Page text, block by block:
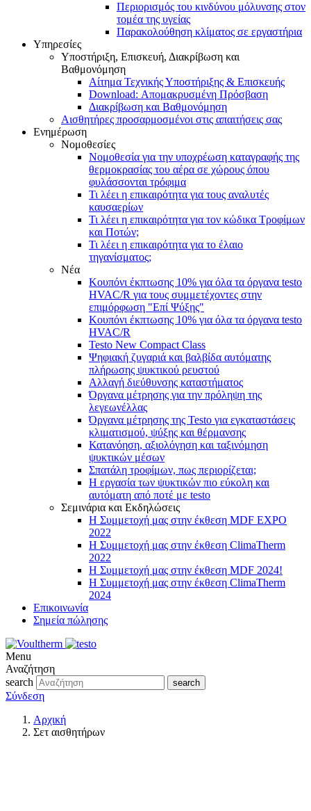
Περιορισμός του κινδύνου μόλυνσης στον
τομέα της υγείας
Παρακολούθηση κλίματος σε εργαστήρια
Υπηρεσίες
Υποστήριξη, Επισκευή, Διακρίβωση και
Βαθμονόμηση
Αίτημα Τεχνικής Υποστήριξης & Επισκευής
Download: Απομακρυσμένη Πρόσβαση
Διακρίβωση και Βαθμονόμηση
Αισθητήρες προσαρμοσμένοι στις απαιτήσεις σας
Ενημέρωση
Νομοθεσίες
Νομοθεσία για την υποχρέωση καταγραφής της
θερμοκρασίας του αέρα σε χώρους όπου
φυλάσσονται τρόφιμα
Τι λέει η επικαιρότητα για τους αναλυτές
καυσαερίων
Τι λέει η επικαιρότητα για τον κώδικα Τροφίμων
και Ποτών;
Τι λέει η επικαιρότητα για τo έλαιο
τηγανίσματος;
Νέα
Κουπόνι έκπτωσης 10% για όλα τα όργανα testo
HVAC/R για τους συμμετέχοντες στην
επιμόρφωση "Επί Ψύξης"
Κουπόνι έκπτωσης 10% για όλα τα όργανα testo
HVAC/R
Testo New Compact Class
Ψηφιακή ζυγαριά και βαλβίδα αυτόματης
πλήρωσης ψυκτικού ρευστού
Αλλαγή διεύθυνσης καταστήματος
Όργανα μέτρησης για την πρόληψη της
λεγεωνέλλας
Όργανα μέτρησης της Testo για εγκαταστάσεις
κλιματισμού, ψύξης και θέρμανσης
Κατανόηση, αξιολόγηση και ταξινόμηση
ψυκτικών μέσων
Σπατάλη τροφίμων, πως περιορίζεται;
Η εργασία των ψυκτικών πιο εύκολη και
αυτόματη από ποτέ με testo
Σεμινάρια και Εκδηλώσεις
Η Συμμετοχή μας στην έκθεση MDF EXPO
2022
Η Συμμετοχή μας στην έκθεση ClimaTherm
2022
Η Συμμετοχή μας στην έκθεση MDF 2024!
Η Συμμετοχή μας στην έκθεση ClimaTherm
2024
Επικοινωνία
Σημεία πώλησης
Menu
Αναζήτηση
search
search
Σύνδεση
Αρχική
Σετ αισθητήρων